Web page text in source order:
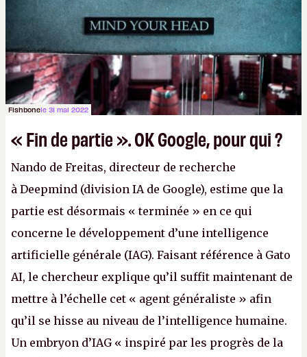
Crédit photo : QuTech / Nature)
Fishbonele 31 mai 2022
« Fin de partie ». OK Google, pour qui ?
Nando de Freitas, directeur de recherche
à Deepmind (division IA de Google), estime que la
partie est désormais « terminée » en ce qui
concerne le développement d’une intelligence
artificielle générale (IAG). Faisant référence à Gato
AI, le chercheur explique qu’il suffit maintenant de
mettre à l’échelle cet « agent généraliste » afin
qu’il se hisse au niveau de l’intelligence humaine.
Un embryon d’IAG « inspiré par les progrès de la